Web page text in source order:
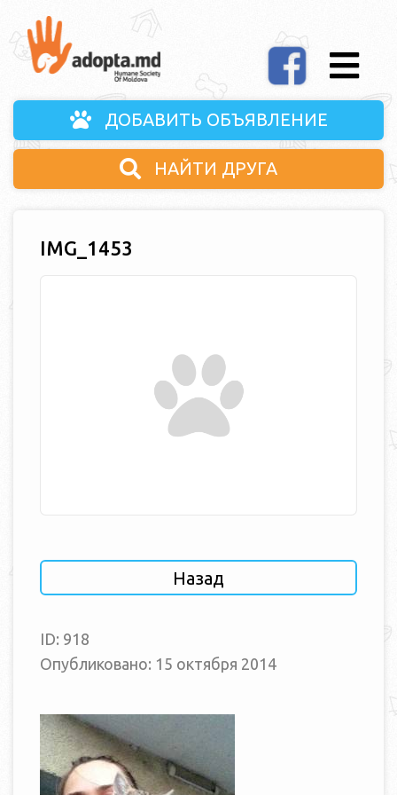
ДОБАВИТЬ ОБЪЯВЛЕНИЕ
НАЙТИ ДРУГА
IMG_1453
Назад
ID: 918
Опубликовано: 15 октября 2014